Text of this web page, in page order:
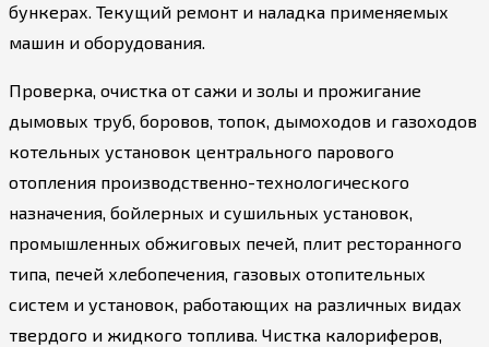
бункерах. Текущий ремонт и наладка применяемых
машин и оборудования.
Проверка, очистка от сажи и золы и прожигание
дымовых труб, боровов, топок, дымоходов и газоходов
котельных установок центрального парового
отопления производственно-технологического
назначения, бойлерных и сушильных установок,
промышленных обжиговых печей, плит ресторанного
типа, печей хлебопечения, газовых отопительных
систем и установок, работающих на различных видах
твердого и жидкого топлива. Чистка калориферов,